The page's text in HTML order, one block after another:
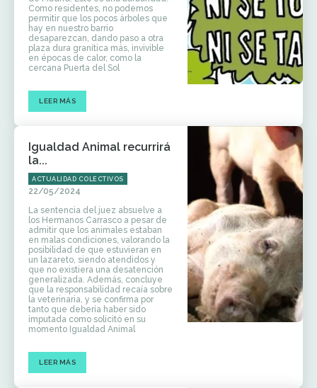
Como residentes, no podemos
permitir que los pocos árboles que
hay en nuestro barrio
desaparezcan, dando paso a otra
plaza dura granítica más, invivible
en épocas de calor, como la
cercana Puerta del Sol
LEER MÁS
Igualdad Animal recurrirá
la...
ACTUALIDAD COLECTIVOS
22/05/2024
La sentencia del juez absuelve a
los Hermanos Carrasco a pesar de
admitir que los animales estaban
en malas condiciones, valorando la
posibilidad de que estuvieran en
un lazareto, siendo atendidos y
que no existiera una desatención
generalizada. Además, concluye
que la responsabilidad recaía sobre
la veterinaria, y se confirma por
tanto que debería haber sido
imputada como solicitó en su
momento Igualdad Animal
LEER MÁS